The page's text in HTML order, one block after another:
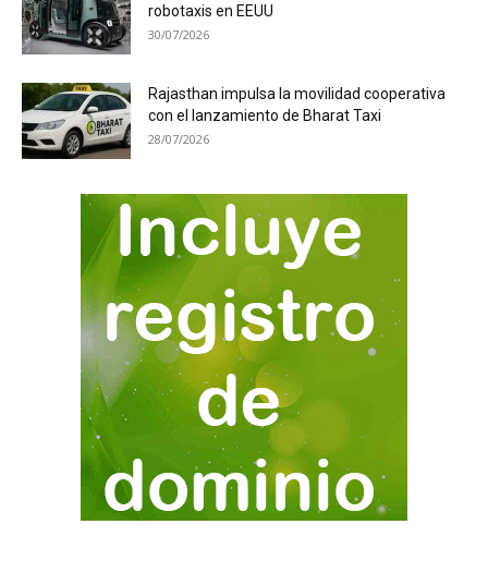
robotaxis en EEUU
30/07/2026
Rajasthan impulsa la movilidad cooperativa
con el lanzamiento de Bharat Taxi
28/07/2026